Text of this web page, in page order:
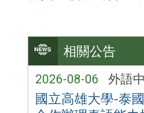
相關公告
2026-08-06 外語
國立高雄大學-泰